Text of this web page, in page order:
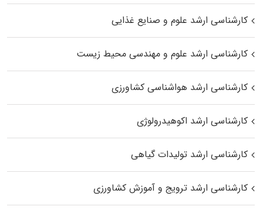
کارشناسی ارشد علوم و صنایع غذایی
کارشناسی ارشد علوم و مهندسی محیط زیست
کارشناسی ارشد هواشناسی کشاورزی
کارشناسی ارشد اکوهیدرولوژی
کارشناسی ارشد تولیدات گیاهی
کارشناسی ارشد ترویج و آموزش کشاورزی